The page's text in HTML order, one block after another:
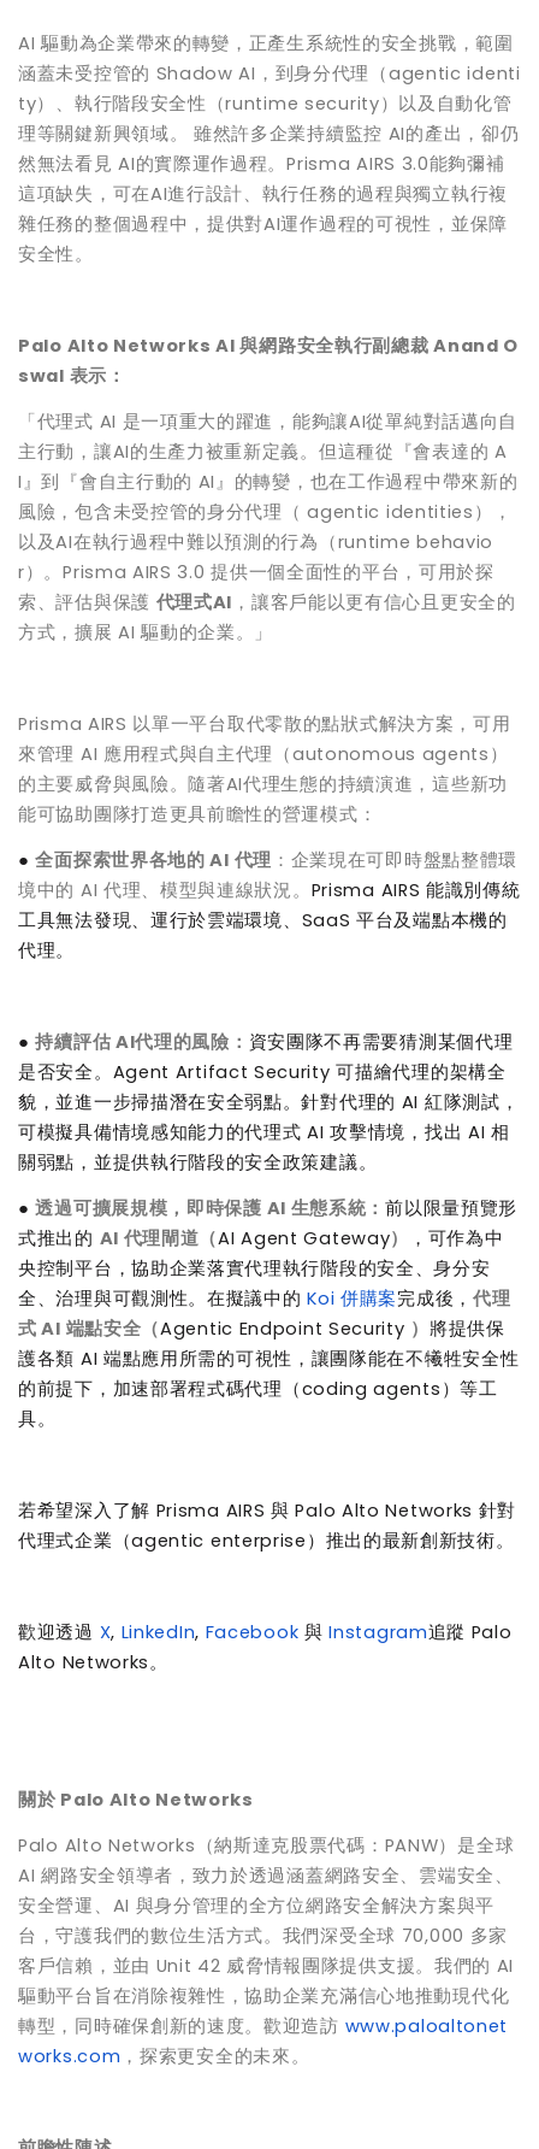
AI 驅動為企業帶來的轉變，正產生系統性的安全挑戰，範圍
涵蓋未受控管的 Shadow AI，到身分代理（agentic identi
ty）、執行階段安全性（runtime security）以及自動化管
理等關鍵新興領域。 雖然許多企業持續監控 AI的產出，卻仍
然無法看見 AI的實際運作過程。Prisma AIRS 3.0能夠彌補
這項缺失，可在AI進行設計、執行任務的過程與獨立執行複
雜任務的整個過程中，提供對AI運作過程的可視性，並保障
安全性。
Palo Alto Networks AI與網路安全執行副總裁 Anand O
swal 表示：
「代理式 AI 是一項重大的躍進，能夠讓AI從單純對話邁向自
主行動，讓AI的生產力被重新定義。但這種從『會表達的 A
I』到『會自主行動的 AI』的轉變，也在工作過程中帶來新的
風險，包含未受控管的身分代理（ agentic identities），
以及AI在執行過程中難以預測的行為（runtime behavio
r）。Prisma AIRS 3.0 提供一個全面性的平台，可用於探
索、評估與保護 代理式AI ，讓客戶能以更有信心且更安全的
方式，擴展 AI 驅動的企業。」
Prisma AIRS 以單一平台取代零散的點狀式解決方案，可用
來管理 AI 應用程式與自主代理（autonomous agents）
的主要威脅與風險。隨著AI代理生態的持續演進，這些新功
能可協助團隊打造更具前瞻性的營運模式：
●全面探索世界各地的 AI 代理 ：企業現在可即時盤點整體環
境中的 AI 代理、模型與連線狀況。 Prisma AIRS能識別傳統
工具無法發現、運行於雲端環境、 SaaS 平台及端點本機的
代理。
●持續評估 AI代理的風險： 資安團隊不再需要猜測某個代理
是否安全。 Agent Artifact Security可描繪代理的架構全
貌，並進一步掃描潛在安全弱點。針對代理的 AI 紅隊測試，
可模擬具備情境感知能力的代理式 AI攻擊情境，找出 AI相
關弱點，並提供執行階段的安全政策建議。
●透過可擴展規模，即時保護 AI 生態系統：前以限量預覽形
式推出的 AI 代理閘道（AI Agent Gateway）
，可作為中
央控制平台，協助企業落實代理執行階段的安全、身分安
全、治理與可觀測性。在擬議中的 Koi併購案完成後， 代理
式 AI 端點安全（Agentic Endpoint Security ） 將提供保
護各類 AI 端點應用所需的可視性，讓團隊能在不犧牲安全性
的前提下，加速部署程式碼代理（coding agents ）等工
具。
若希望深入了解 Prisma AIRS與 Palo Alto Networks 針對
代理式企業（agentic enterprise ）推出的最新創新技術。
歡迎透過 X, LinkedIn, Facebook 與 Instagram追蹤 Palo
Alto Networks。
關於 Palo Alto Networks
Palo Alto Networks（納斯達克股票代碼：PANW）是全球
AI 網路安全領導者，致力於透過涵蓋網路安全、雲端安全、
安全營運、AI 與身分管理的全方位網路安全解決方案與平
台，守護我們的數位生活方式。我們深受全球 70,000 多家
客戶信賴，並由 Unit 42 威脅情報團隊提供支援。我們的 AI
驅動平台旨在消除複雜性，協助企業充滿信心地推動現代化
轉型，同時確保創新的速度。歡迎造訪 www.paloaltonet
works.com ，探索更安全的未來。